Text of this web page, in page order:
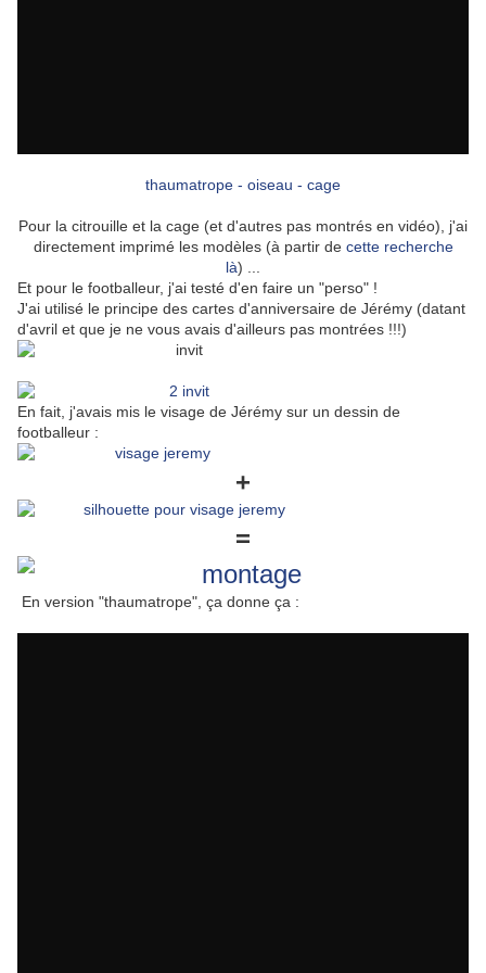
thaumatrope - oiseau - cage
Pour la citrouille et la cage (et d'autres pas montrés en vidéo), j'ai
directement imprimé les modèles (à partir decette recherche
là) ...
Et pour le footballeur, j'ai testé d'en faire un "perso" !
J'ai utilisé le principe des cartes d'anniversaire de Jérémy (datant
d'avril et que je ne vous avais d'ailleurs pas montrées !!!)
En fait, j'avais mis le visage de Jérémy sur un dessin de
footballeur :
+
=
En version "thaumatrope", ça donne ça :